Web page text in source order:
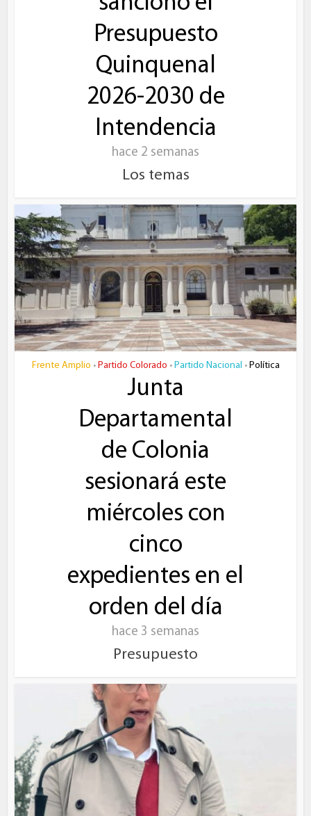
Presupuesto
Quinquenal
2026-2030 de
Intendencia
hace 2 semanas
Los temas
Frente Amplio • Partido Colorado • Partido Nacional • Política
Junta
Departamental
de Colonia
sesionará este
miércoles con
cinco
expedientes en el
orden del día
hace 3 semanas
Presupuesto